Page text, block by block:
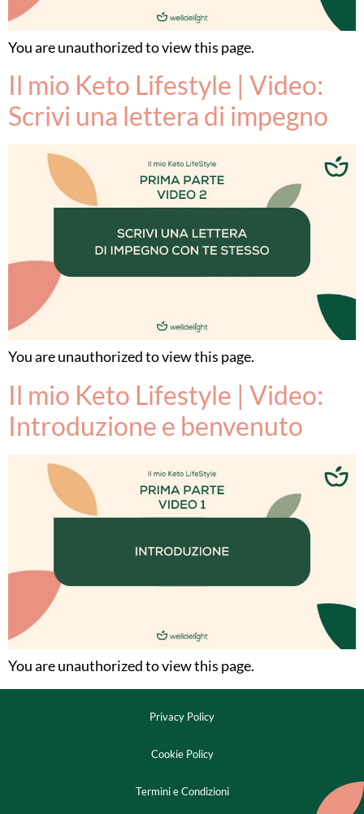
You are unauthorized to view this page.
Il mio Keto Lifestyle | Video:
Scrivi una lettera di impegno
You are unauthorized to view this page.
Il mio Keto Lifestyle | Video:
Introduzione e benvenuto
You are unauthorized to view this page.
Privacy Policy
Cookie Policy
Termini e Condizioni